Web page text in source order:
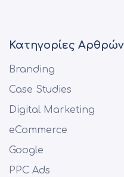
Κατηγορίες Αρθρών
Branding
Case Studies
Digital Marketing
eCommerce
Google
PPC Ads